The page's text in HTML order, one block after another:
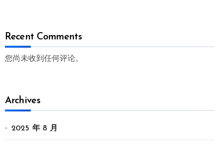
Recent Comments
您尚未收到任何评论。
Archives
2025 年 8 月